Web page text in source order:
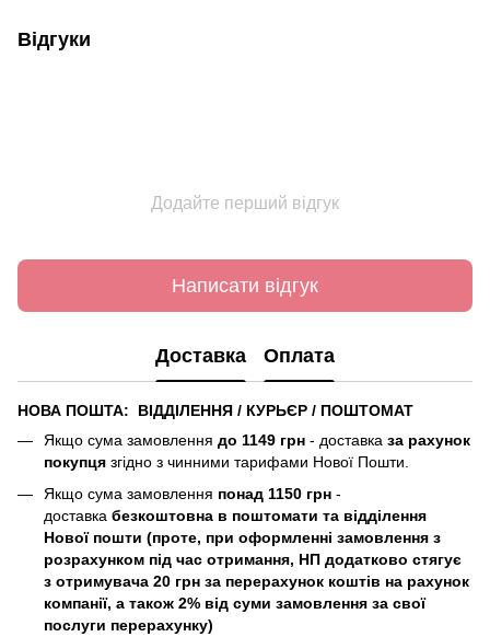
Відгуки
Додайте перший відгук
Написати відгук
Доставка Оплата
НОВА ПОШТА: ВІДДІЛЕННЯ / КУРЬЄР / ПОШТОМАТ
Якщо сума замовлення до 1149 грн - доставка за рахунок
покупця згідно з чинними тарифами Нової Пошти.
Якщо сума замовлення понад 1150 грн -
доставка безкоштовна в поштомати та відділення
Нової пошти (проте, при оформленні замовлення з
розрахунком під час отримання, НП додатково стягує
з отримувача 20 грн за перерахунок коштів на рахунок
компанії, а також 2% від суми замовлення за свої
послуги перерахунку)